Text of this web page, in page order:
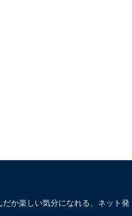
か楽しい気分になれる、ネット発